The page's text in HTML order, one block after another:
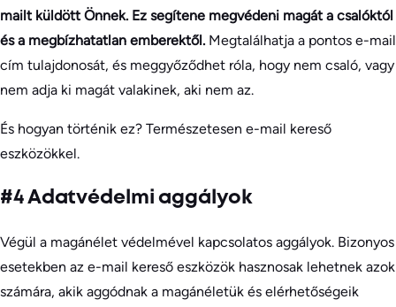
mailt küldött Önnek. Ez segítene megvédeni magát a csalóktól
és a megbízhatatlan emberektől. Megtalálhatja a pontos e-mail
cím tulajdonosát, és meggyőződhet róla, hogy nem csaló, vagy
nem adja ki magát valakinek, aki nem az.
És hogyan történik ez? Természetesen e-mail kereső
eszközökkel.
#4 Adatvédelmi aggályok
Végül a magánélet védelmével kapcsolatos aggályok. Bizonyos
esetekben az e-mail kereső eszközök hasznosak lehetnek azok
számára, akik aggódnak a magánéletük és elérhetőségeik